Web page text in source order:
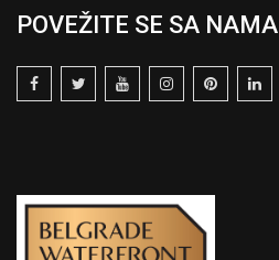
POVEŽITE SE SA NAMA